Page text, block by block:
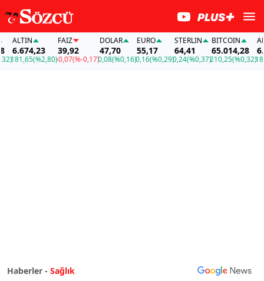
ALTIN
6.674,23
181,65(%2,80)
FAİZ
39,92
-0,07(%-0,17)
DOLAR
47,70
0,08(%0,16)
EURO
55,17
0,16(%0,29)
STERLIN
64,41
0,24(%0,37)
BITCOIN
65.014,28
210,25(%0,32)
Haberler - Sağlık